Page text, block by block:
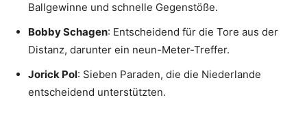
Ballgewinne und schnelle Gegenstöße.
Bobby Schagen: Entscheidend für die Tore aus der
Distanz, darunter ein neun-Meter-Treffer.
Jorick Pol: Sieben Paraden, die die Niederlande
entscheidend unterstützten.